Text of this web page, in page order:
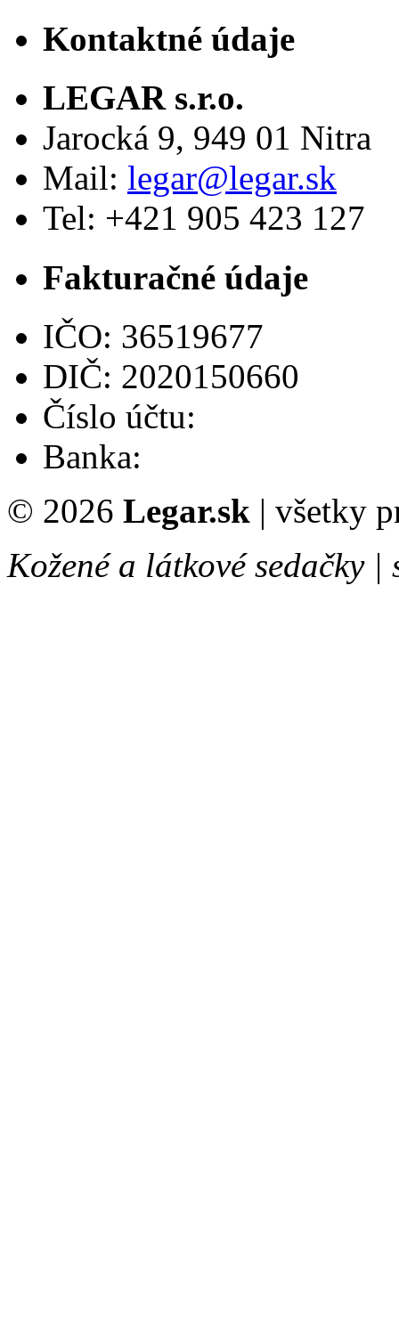
Kontaktné údaje
LEGAR s.r.o.
Jarocká 9, 949 01 Nitra
Mail: legar@legar.sk
Tel: +421 905 423 127
Fakturačné údaje
IČO: 36519677
DIČ: 2020150660
Číslo účtu:
Banka:
© 2026 Legar.sk | všetky
Kožené a látkové sedačky |